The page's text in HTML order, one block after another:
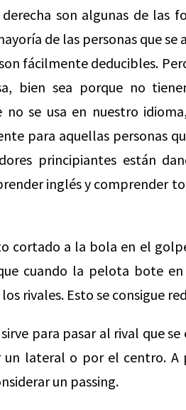
son algunas de las
de las personas que
fácilmente deducibles.
bien sea porque no
se usa en nuestro
para aquellas personas
principiantes están
inglés y comprender
cortado a la bola en el
cuando la pelota bote
rivales. Esto se consigue
para pasar al rival que
un lateral o por el centro. A
un passing.